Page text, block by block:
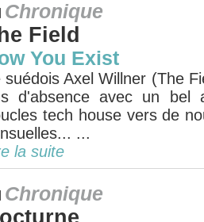
Chronique
Field
You Exist
suédois Axel Willner (The
d'absence avec un bel
tech house vers de
...
la suite
Chronique